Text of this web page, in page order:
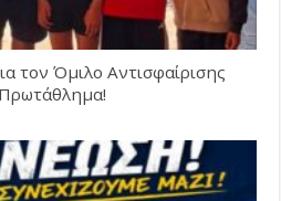
τον Όμιλο Αντισφαίρισης